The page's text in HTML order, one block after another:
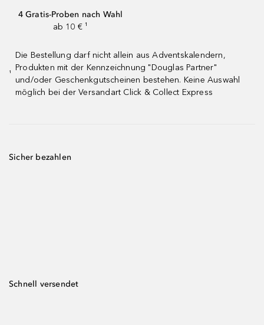
4 Gratis-Proben nach Wahl
ab 10 € ¹
¹
Die Bestellung darf nicht allein aus Adventskalendern,
Produkten mit der Kennzeichnung "Douglas Partner"
und/oder Geschenkgutscheinen bestehen. Keine Auswahl
möglich bei der Versandart Click & Collect Express
Sicher bezahlen
Schnell versendet